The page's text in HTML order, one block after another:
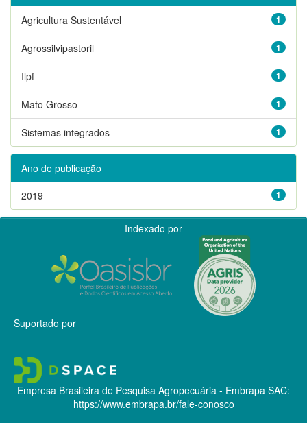
1
Agricultura Sustentável
1
Agrossilvipastoril
1
Ilpf
1
Mato Grosso
1
Sistemas integrados
Ano de publicação
1
2019
Indexado por
Suportado por
Empresa Brasileira de Pesquisa Agropecuária - Embrapa SAC:
https://www.embrapa.br/fale-conosco